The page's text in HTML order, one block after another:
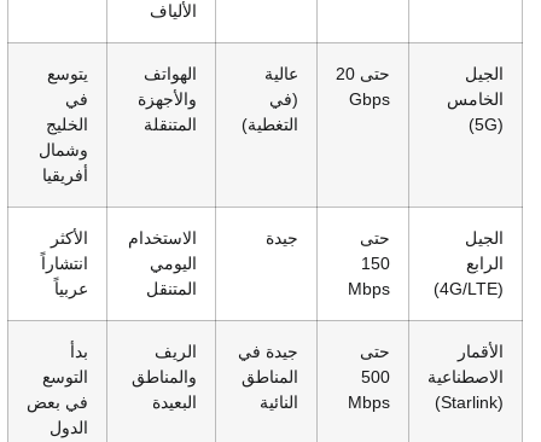
الألياف
الجيل
الخامس
(5G)
حتى 20
Gbps
عالية
(في
التغطية)
الهواتف
والأجهزة
المتنقلة
يتوسع
في
الخليج
وشمال
أفريقيا
الجيل
الرابع
(4G/LTE)
حتى
150
Mbps
جيدة
الاستخدام
اليومي
المتنقل
الأكثر
انتشاراً
عربياً
الأقمار
الاصطناعية
(Starlink)
حتى
500
Mbps
جيدة في
المناطق
النائية
الريف
والمناطق
البعيدة
بدأ
التوسع
في بعض
الدول